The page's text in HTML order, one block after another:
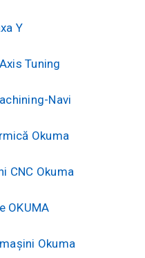
Y
Tuning
Navi
Okuma
CNC Okuma
OKUMA
Okuma